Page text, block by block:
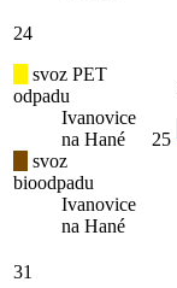
24
svoz PET
odpadu
Ivanovice
na Hané
svoz
bioodpadu
Ivanovice
na Hané
25
31